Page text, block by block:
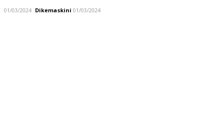
01/03/2024 Dikemaskini 01/03/2024